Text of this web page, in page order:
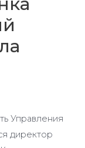
Управления
директор